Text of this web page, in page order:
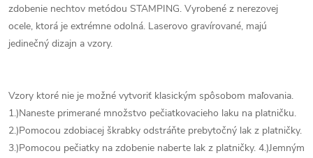
zdobenie nechtov metódou STAMPING. Vyrobené z nerezovej
ocele, ktorá je extrémne odolná. Laserovo gravírované, majú
jedinečný dizajn a vzory.
Vzory ktoré nie je možné vytvoriť klasickým spôsobom maľovania.
1.)Naneste primerané množstvo pečiatkovacieho laku na platničku.
2.)Pomocou zdobiacej škrabky odstráňte prebytočný lak z platničky.
3.)Pomocou pečiatky na zdobenie naberte lak z platničky. 4.)Jemným